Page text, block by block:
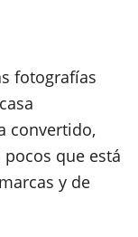
fotografías
convertido,
que está
y de